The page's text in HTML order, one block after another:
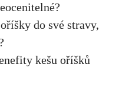
do své stravy,
kešu oříšků